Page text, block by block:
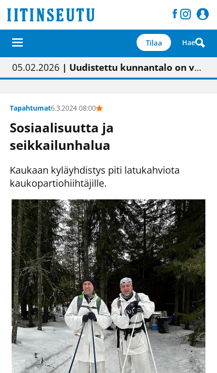
Tilaa Hae
01.02.2026 | Painon vaihtumisen pitäisi näkyä hieman parempana painojäljen laatuna lehdessä
05.02.2026 | Uudistettu kunnantalo on valoisa
23.04.2026 | “Olemme käynnistämässä uudelleen keskustavisiotyön”
09.05.2026| "Maalla on totuttu elämään omavaraisemmin kuin kaupungissa"
Tapahtumat6.3.2024 08:00
Sosiaalisuutta ja
seikkailunhalua
Kaukaan kyläyhdistys piti latukahviota
kaukopartiohiihtäjille.